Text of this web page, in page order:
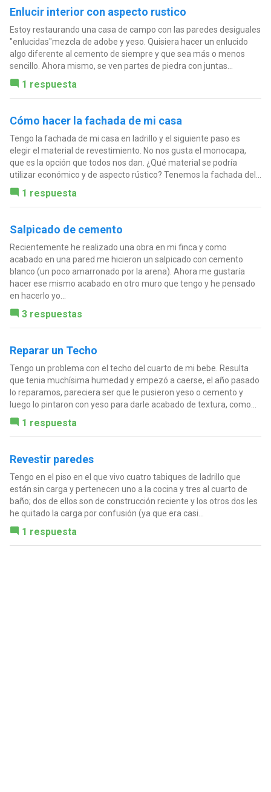
Enlucir interior con aspecto rustico
Estoy restaurando una casa de campo con las paredes desiguales
"enlucidas"mezcla de adobe y yeso. Quisiera hacer un enlucido
algo diferente al cemento de siempre y que sea más o menos
sencillo. Ahora mismo, se ven partes de piedra con juntas...
1 respuesta
Cómo hacer la fachada de mi casa
Tengo la fachada de mi casa en ladrillo y el siguiente paso es
elegir el material de revestimiento. No nos gusta el monocapa,
que es la opción que todos nos dan. ¿Qué material se podría
utilizar económico y de aspecto rústico? Tenemos la fachada del...
1 respuesta
Salpicado de cemento
Recientemente he realizado una obra en mi finca y como
acabado en una pared me hicieron un salpicado con cemento
blanco (un poco amarronado por la arena). Ahora me gustaría
hacer ese mismo acabado en otro muro que tengo y he pensado
en hacerlo yo...
3 respuestas
Reparar un Techo
Tengo un problema con el techo del cuarto de mi bebe. Resulta
que tenia muchísima humedad y empezó a caerse, el año pasado
lo reparamos, pareciera ser que le pusieron yeso o cemento y
luego lo pintaron con yeso para darle acabado de textura, como...
1 respuesta
Revestir paredes
Tengo en el piso en el que vivo cuatro tabiques de ladrillo que
están sin carga y pertenecen uno a la cocina y tres al cuarto de
baño; dos de ellos son de construcción reciente y los otros dos les
he quitado la carga por confusión (ya que era casi...
1 respuesta